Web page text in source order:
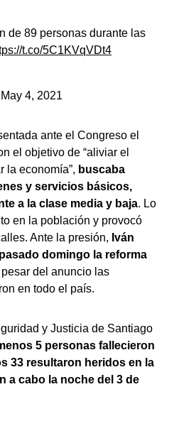
de 89 personas durante las
t.co/5C1KVqVDt4
May 4, 2021
ante el Congreso el
el objetivo de “aliviar el
la economía”, buscaba
y servicios básicos,
a la clase media y baja. Lo
en la población y provocó
Ante la presión, Iván
domingo la reforma
del anuncio las
en todo el país.
y Justicia de Santiago
5 personas fallecieron
33 resultaron heridos en la
a cabo la noche del 3 de